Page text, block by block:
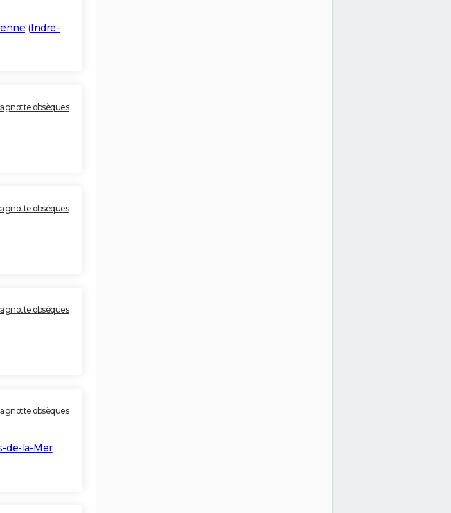
(Indre-
obsèques
obsèques
obsèques
obsèques
de-la-Mer